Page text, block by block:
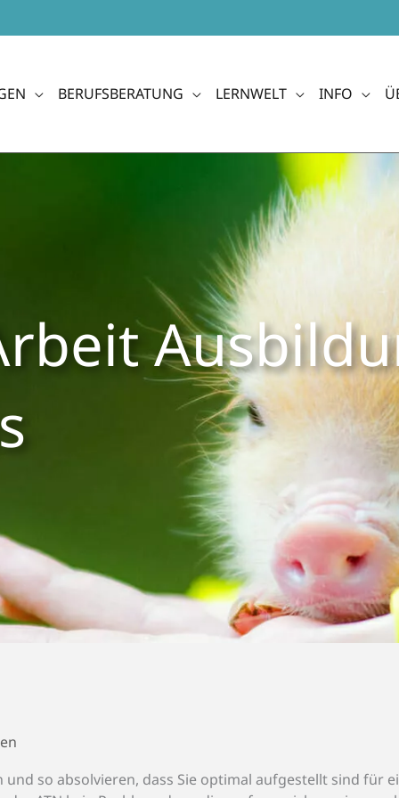
BERUFSBERATUNG LERNWELT INFO
so absolvieren, dass Sie optimal aufgestellt sind für